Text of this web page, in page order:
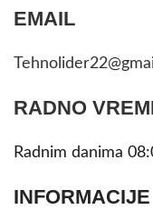
EMAIL
RADNO
Radnim danima
INFORMACIJE